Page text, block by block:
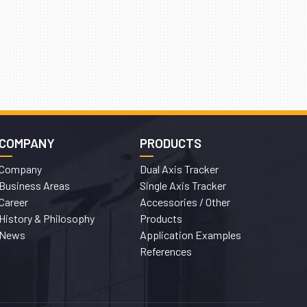
con una
questa
COMPANY
Business Areas
History & Philosophy
News
PRODUCTS
Dual Axis Tracker
Single Axis Tracker
Accessories / Other
Products
Application Examples
References